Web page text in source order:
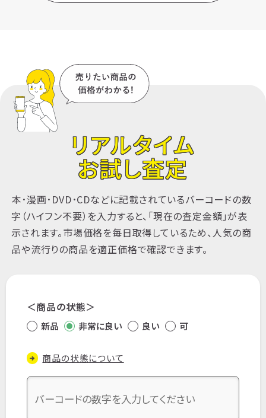
リアルタイム
お試し査定
本･漫画･DVD･CDなどに記載されているバーコードの数
字（ハイフン不要）を入力すると、「現在の査定金額」が表
示されます。市場価格を毎日取得しているため、人気の商
品や流行りの商品を適正価格で確認できます。
商品の状態
新品 非常に良い 良い 可
商品の状態について